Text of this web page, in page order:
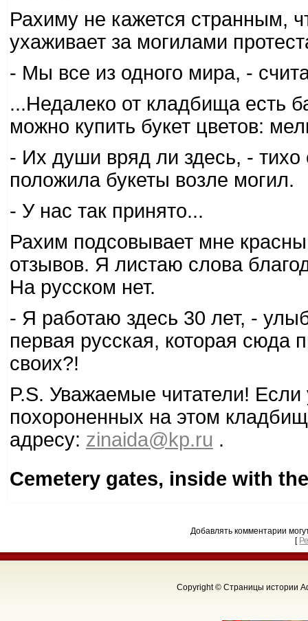
Рахиму не кажется странным,
ухаживает за могилами
- Мы все из одного мира, -
...Недалеко от кладбища есть
можно купить букет цветов:
- Их души вряд ли здесь, -
положила букеты возле могил.
- У нас так принято...
Рахим подсовывает мне
отзывов. Я листаю слова
На русском нет.
- Я работаю здесь 30 лет, -
первая русская, которая
своих?!
P.S. Уважаемые читатели!
похороненных на этом
адресу: zinaida@kp.ru .
Cemetery gates, inside with
Добавлять комментарии
[
Copyright © Страницы истории